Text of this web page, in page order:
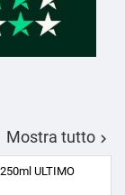
Mostra tutto 
ULTIMO